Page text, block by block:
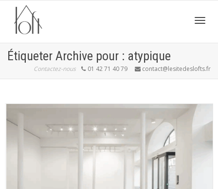
Étiqueter Archive pour : atypique
Contactez-nous 01 42 71 40 79 contact@lesitedeslofts.fr